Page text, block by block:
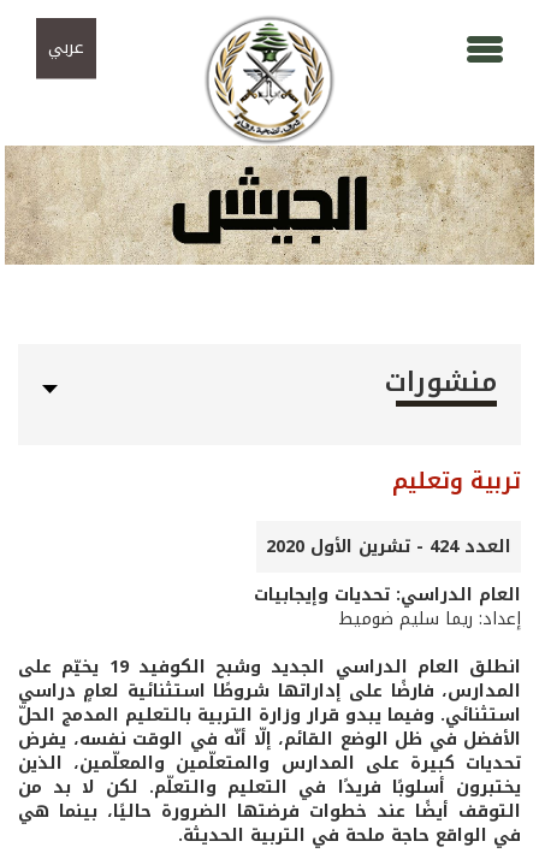
عربي
منشورات
تربية وتعليم
العدد 424 - تشرين الأول 2020
العام الدراسي: تحديات وإيجابيات
إعداد: ريما سليم ضوميط
انطلق العام الدراسي الجديد وشبح الكوفيد 19 يخيّم على
المدارس، فارضًا على إداراتها شروطًا استثنائية لعامٍ دراسي
استثنائي. وفيما يبدو قرار وزارة التربية بالتعليم المدمج الحلّ
الأفضل في ظل الوضع القائم، إلّا أنّه في الوقت نفسه، يفرض
تحديات كبيرة على المدارس والمتعلّمين والمعلّمين، الذين
يختبرون أسلوبًا فريدًا في التعليم والتعلّم. لكن لا بد من
التوقف أيضًا عند خطوات فرضتها الضرورة حاليًا، بينما هي
في الواقع حاجة ملحة في التربية الحديثة.